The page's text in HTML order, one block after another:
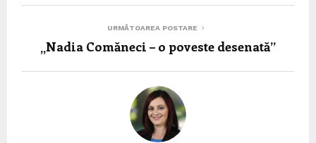
URMĂTOAREA POSTARE
„Nadia Comăneci – o poveste desenată”